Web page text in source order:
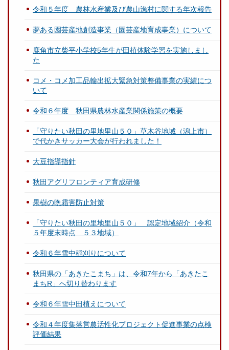
令和５年度 農林水産業及び農山漁村に関する年次報告
夢ある園芸産地創造事業（園芸産地育成事業）について
鹿角市立柴平小学校5年生が田植体験学習を実施しまし
た
コメ・コメ加工品輸出拡大緊急対策整備事業の実績につ
いて
令和６年度 秋田県農林水産業関係施策の概要
「守りたい秋田の里地里山５０」草木谷地域（潟上市）
で代かきサッカー大会が行われました！
大豆指導指針
秋田アグリフロンティア育成研修
果樹の晩霜害防止対策
「守りたい秋田の里地里山５０」 認定地域紹介（令和
５年度末時点 ５３地域）
令和６年雪中稲刈りについて
秋田県の「あきたこまち」は、令和7年から「あきたこ
まちR」へ切り替わります
令和６年雪中田植えについて
令和４年度集落営農活性化プロジェクト促進事業の点検
評価結果